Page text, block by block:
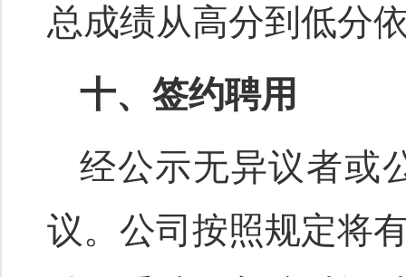
总成绩从高分到低分
十、签约聘用
经公示无异议者或
议。公司按照规定将